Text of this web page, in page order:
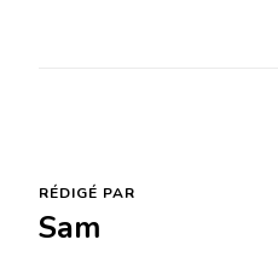
RÉDIGÉ PAR
Sam